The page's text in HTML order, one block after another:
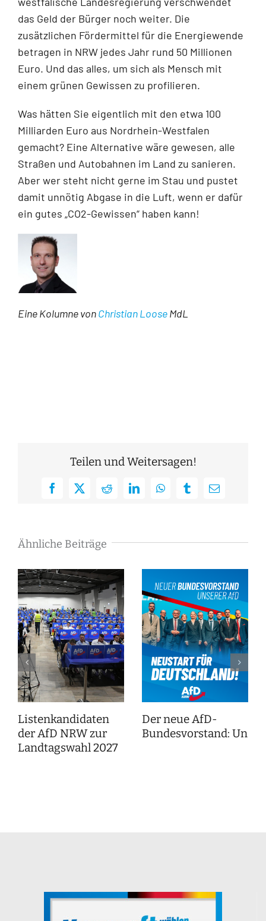
das Geld der Bürger noch weiter. Die
zusätzlichen Fördermittel für die Energiewende
betragen in NRW jedes Jahr rund 50 Millionen
Euro. Und das alles, um sich als Mensch mit
einem grünen Gewissen zu profilieren.
Was hätten Sie eigentlich mit den etwa 100
Milliarden Euro aus Nordrhein-Westfalen
gemacht? Eine Alternative wäre gewesen, alle
Straßen und Autobahnen im Land zu sanieren.
Aber wer steht nicht gerne im Stau und pustet
damit unnötig Abgase in die Luft, wenn er dafür
ein gutes „CO2-Gewissen“ haben kann!
Eine Kolumne vonChristian LooseMdL
Teilen und Weitersagen!
Facebook
X RedditLinkedInWhatsAppTumblrE-
Ähnliche Beiträge
Listenkandidaten
der AfD NRW zur
Landtagswahl 2027
Der neue AfD-
Bundesvorstand: